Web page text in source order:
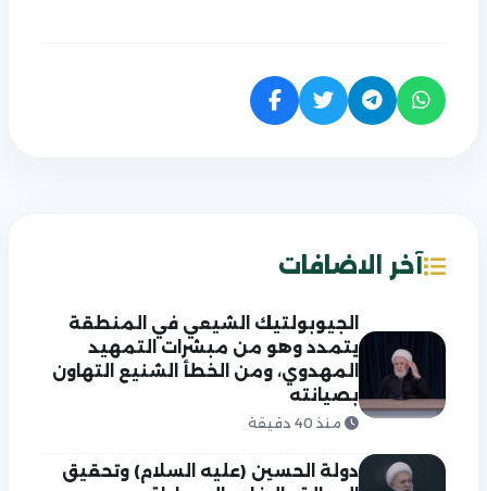
آخر الاضافات
الجيوبولتيك الشيعي في المنطقة
يتمدد وهو من مبشرات التمهيد
المهدوي، ومن الخطأ الشنيع التهاون
بصيانته
منذ 40 دقيقة
دولة الحسين (عليه السلام) وتحقيق